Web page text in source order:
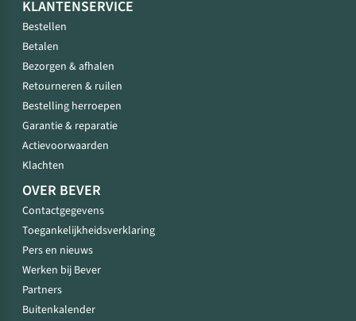
KLANTENSERVICE
Bestellen
Betalen
Bezorgen & afhalen
Retourneren & ruilen
Bestelling herroepen
Garantie & reparatie
Actievoorwaarden
Klachten
OVER BEVER
Contactgegevens
Toegankelijkheidsverklaring
Pers en nieuws
Werken bij Bever
Partners
Buitenkalender